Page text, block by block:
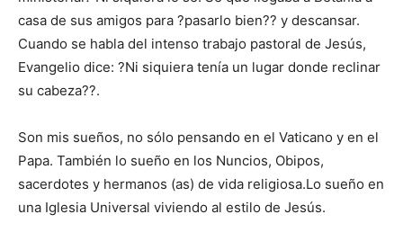
casa de sus amigos para ?pasarlo bien?? y descansar.
Cuando se habla del intenso trabajo pastoral de Jesús,
Evangelio dice: ?Ni siquiera tenía un lugar donde reclinar
su cabeza??.
Son mis sueños, no sólo pensando en el Vaticano y en el
Papa. También lo sueño en los Nuncios, Obipos,
sacerdotes y hermanos (as) de vida religiosa.Lo sueño en
una Iglesia Universal viviendo al estilo de Jesús.